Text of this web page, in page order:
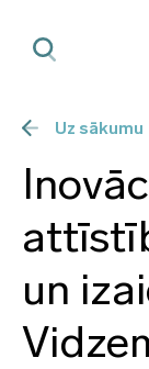
Uz sākumu
un